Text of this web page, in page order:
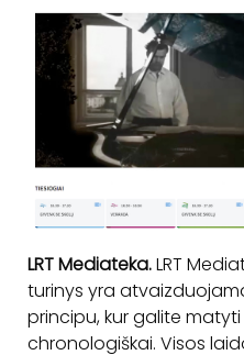
LRT Mediateka.LRT
turinys yra
principu, kur galite
chronologiškai. Visos